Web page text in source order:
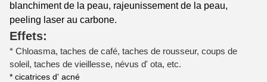
blanchiment de la peau, rajeunissement de la peau,
peeling laser au carbone.
Effets:
* Chloasma, taches de café, taches de rousseur, coups de
soleil, taches de vieillesse, névus d' ota, etc.
* cicatrices d' acné